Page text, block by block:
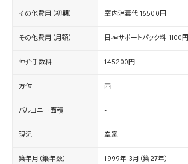
その他費用（初期） 室内消毒代 16500円
その他費用（月額） 日神サポートパック料 1100円
仲介手数料 145200円
方位 西
バルコニー面積 -
現況 空家
築年月（築年数） 1999年 3月（築27年）